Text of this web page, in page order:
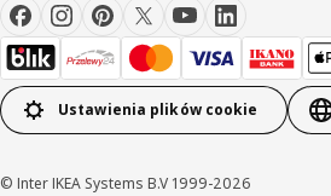
Ustawienia plików cookie
© Inter IKEA Systems B.V 1999-2026